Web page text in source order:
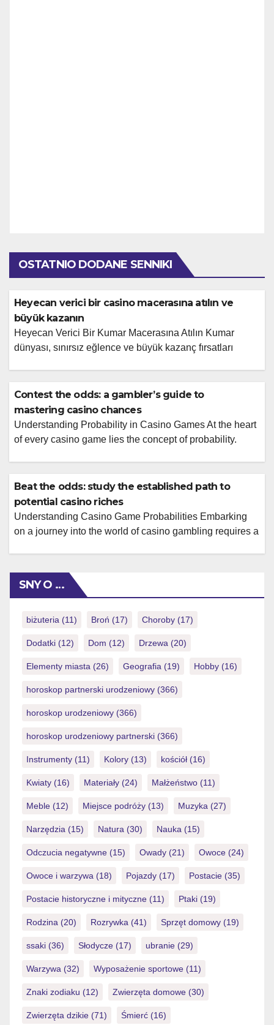
OSTATNIO DODANE SENNIKI
Heyecan verici bir casino macerasına atılın ve
büyük kazanın
Heyecan Verici Bir Kumar Macerasına Atılın Kumar
dünyası, sınırsız eğlence ve büyük kazanç fırsatları
farklı bir evrende bulurlar. Her oyun, kendine özgü
kuralları ve heyecan verici anlarıyla ziyaretçilere
unutulmaz bir deneyim yaşatmayı hedefler. Slot
makinelerinin göz kamaştırıcı ışıkları, ruletin dönen
Contest the odds: a gambler’s guide to
mastering casino chances
Understanding Probability in Casino Games At the heart
of every casino game lies the concept of probability.
the first step towards navigating the gambling landscape.
Every spin of the wheel, every dealt card, and every roll
of the dice operates on statistical […]
Beat the odds: study the established path to
potential casino riches
Understanding Casino Game Probabilities Embarking
on a journey into the world of casino gambling requires a
collectibles is also key; tools like the coin scanner and
value guide can help identify and assess the worth of
SNY O …
biżuteria (11) Broń (17) Choroby (17)
Dodatki (12) Dom (12) Drzewa (20)
Elementy miasta (26) Geografia (19) Hobby (16)
horoskop partnerski urodzeniowy (366)
horoskop urodzeniowy (366)
horoskop urodzeniowy partnerski (366)
Instrumenty (11) Kolory (13) kościół (16)
Kwiaty (16) Materiały (24) Małżeństwo (11)
Meble (12) Miejsce podróży (13) Muzyka (27)
Narzędzia (15) Natura (30) Nauka (15)
Odczucia negatywne (15) Owady (21) Owoce (24)
Owoce i warzywa (18) Pojazdy (17) Postacie (35)
Postacie historyczne i mityczne (11) Ptaki (19)
Rodzina (20) Rozrywka (41) Sprzęt domowy (19)
ssaki (36) Słodycze (17) ubranie (29)
Warzywa (32) Wyposażenie sportowe (11)
Znaki zodiaku (12) Zwierzęta domowe (30)
Zwierzęta dzikie (71) Śmierć (16)